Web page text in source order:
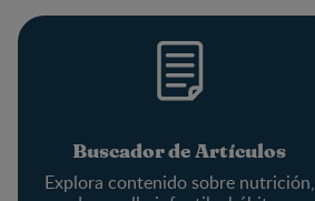
Buscador de Artículos
Explora contenido sobre nutrición,